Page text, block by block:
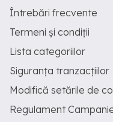
Întrebări frecvente
Termeni și condiții
Lista categoriilor
Siguranța tranzacțiilor
Modifică setările de
Regulament